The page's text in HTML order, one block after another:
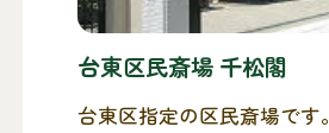
台東区民斎場 千松閣
台東区指定の区民斎場です。